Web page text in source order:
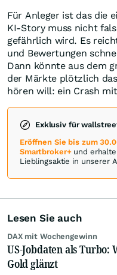
Für Anleger ist das die
KI-Story muss nicht
gefährlich wird. Es
und Bewertungen
Dann könnte aus dem
der Märkte plötzlich
hören will: ein Crash
Exklusiv für
Eröffnen Sie bis zum
Smartbroker+und
Lieblingsaktie in unserer
Lesen Sie auch
DAX mit Wochengewinn
US-Jobdaten als Turbo:
Gold glänzt